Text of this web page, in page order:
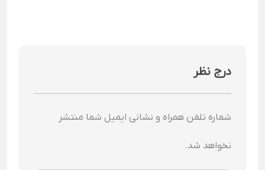
درج نظر
شماره تلفن همراه و نشانی ایمیل شما منتشر
نخواهد شد.